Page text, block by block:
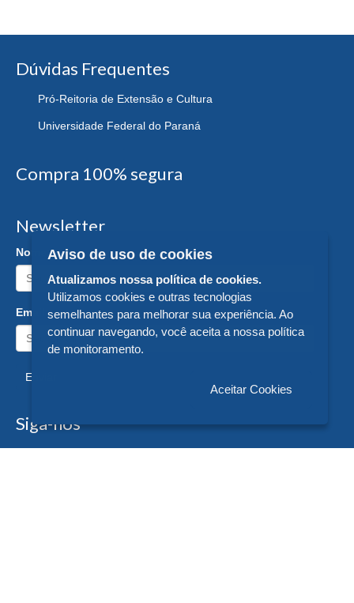
Dúvidas Frequentes
Pró-Reitoria de Extensão e Cultura
Universidade Federal do Paraná
Compra 100% segura
Newsletter
Nome:
Email:
Enviar
Siga-nos
Aviso de uso de cookies
Atualizamos nossa política de cookies.
Utilizamos cookies e outras tecnologias
semelhantes para melhorar sua experiência. Ao
continuar navegando, você aceita a nossa política
de monitoramento.
Aceitar Cookies